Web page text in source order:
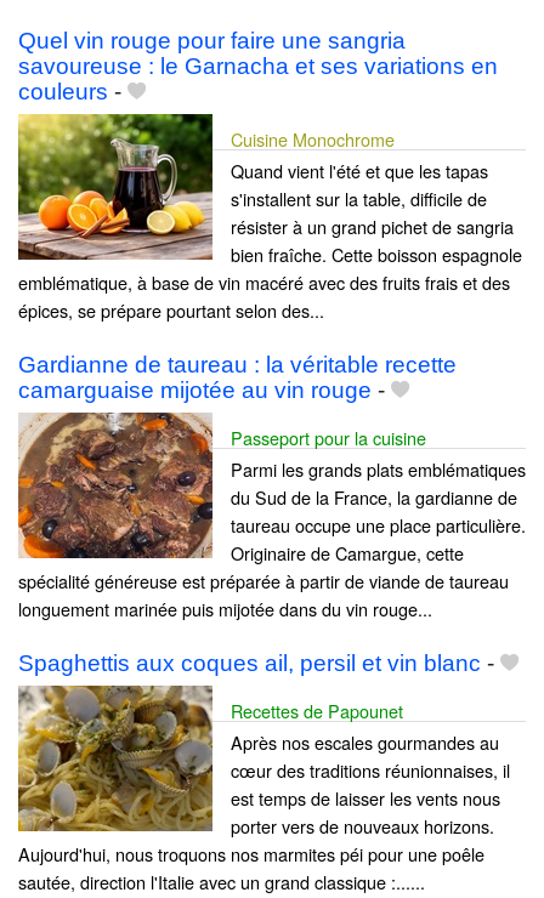
Quel vin rouge pour faire une sangria
savoureuse : le Garnacha et ses variations en
couleurs -
Cuisine Monochrome
Quand vient l'été et que les tapas
s'installent sur la table, difficile de
résister à un grand pichet de sangria
bien fraîche. Cette boisson espagnole
emblématique, à base de vin macéré avec des fruits frais et des
épices, se prépare pourtant selon des...
Gardianne de taureau : la véritable recette
camarguaise mijotée au vin rouge -
Passeport pour la cuisine
Parmi les grands plats emblématiques
du Sud de la France, la gardianne de
taureau occupe une place particulière.
Originaire de Camargue, cette
spécialité généreuse est préparée à partir de viande de taureau
longuement marinée puis mijotée dans du vin rouge...
Spaghettis aux coques ail, persil et vin blanc -
Recettes de Papounet
Après nos escales gourmandes au
cœur des traditions réunionnaises, il
est temps de laisser les vents nous
porter vers de nouveaux horizons.
Aujourd'hui, nous troquons nos marmites péi pour une poêle
sautée, direction l'Italie avec un grand classique :......